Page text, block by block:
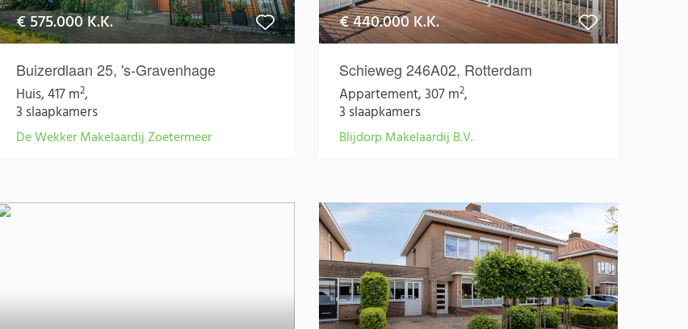
€ 575.000 K.K.
Buizerdlaan 25, 's-Gravenhage
Huis, 417 m2,
3 slaapkamers
De Wekker Makelaardij Zoetermeer
€ 440.000 K.K.
Schieweg 246A02, Rotterdam
Appartement, 307 m2,
3 slaapkamers
Blijdorp Makelaardij B.V.